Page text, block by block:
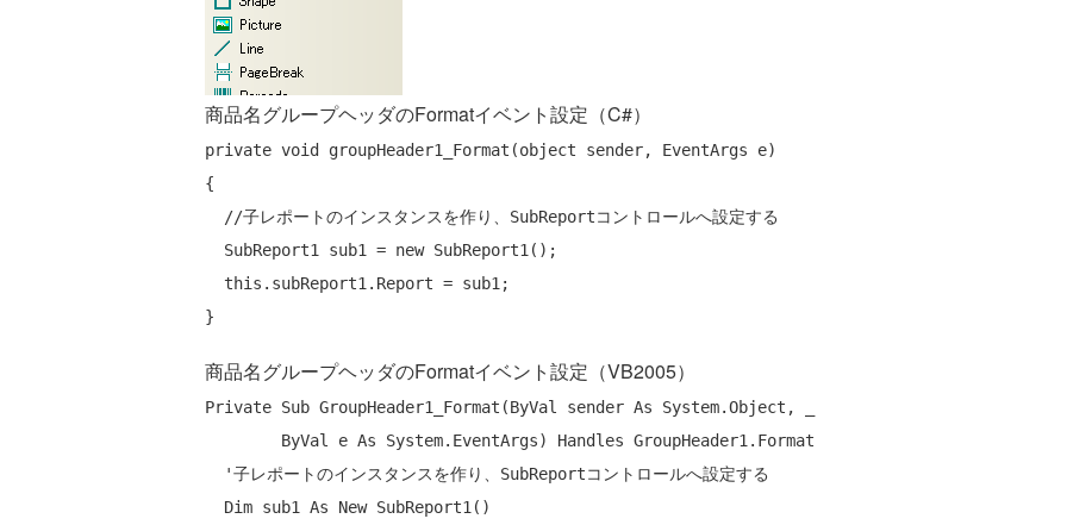
商品名グループヘッダのFormatイベント設定（C#）
private void groupHeader1_Format(object sender, EventArgs e)
{
//子レポートのインスタンスを作り、SubReportコントロールへ設定する
  SubReport1 sub1 =
new SubReport1();
this .subReport1.Report = sub1;
商品名グループヘッダのFormatイベント設定（VB2005）
Private Sub GroupHeader1_Format(ByVal sender As System.Object, _
ByVal e As System.EventArgs) Handles GroupHeader1.Format
'子レポートのインスタンスを作り、SubReportコントロールへ設定する
Dim sub1 As New SubReport1()